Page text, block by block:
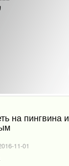
на пингвина и
11-01